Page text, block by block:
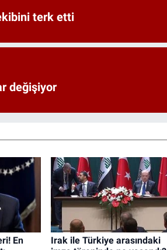
terk etti
değişiyor
En
Irak ile Türkiye arasındaki